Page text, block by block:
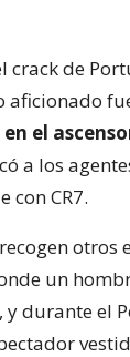
crack de
aficionado
el
a los
con CR7.
otros
un
durante el